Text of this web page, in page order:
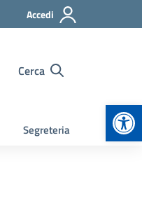
Accedi
Cerca
Segreteria